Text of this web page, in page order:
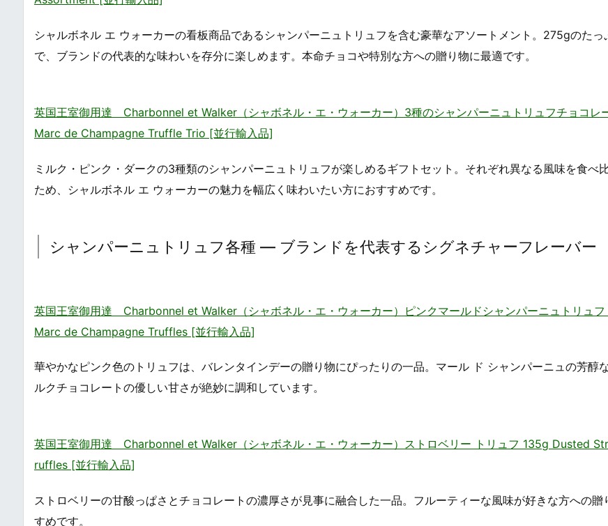
シャルボネル エ ウォーカーの看板商品であるシャンパーニュトリュフを含む豪華なアソートメント。275gのたっ
で、ブランドの代表的な味わいを存分に楽しめます。本命チョコや特別な方への贈り物に最適です。
英国王室御用達 Charbonnel et Walker（シャボネル・エ・ウォーカー）3種のシャンパーニュトリュフチョコレ
Marc de Champagne Truffle Trio [並行輸入品]
ミルク・ピンク・ダークの3種類のシャンパーニュトリュフが楽しめるギフトセット。それぞれ異なる風味を食べ
ため、シャルボネル エ ウォーカーの魅力を幅広く味わいたい方におすすめです。
シャンパーニュトリュフ各種 ― ブランドを代表するシグネチャーフレーバー
英国王室御用達 Charbonnel et Walker（シャボネル・エ・ウォーカー）ピンクマールドシャンパーニュトリュ
Marc de Champagne Truffles [並行輸入品]
華やかなピンク色のトリュフは、バレンタインデーの贈り物にぴったりの一品。マール ド シャンパーニュの芳醇
ルクチョコレートの優しい甘さが絶妙に調和しています。
英国王室御用達 Charbonnel et Walker（シャボネル・エ・ウォーカー）ストロベリー トリュフ 135g Dusted
ruffles [並行輸入品]
ストロベリーの甘酸っぱさとチョコレートの濃厚さが見事に融合した一品。フルーティーな風味が好きな方への贈
すめです。